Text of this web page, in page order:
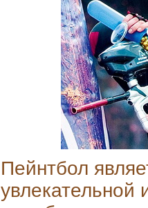
Пейнтбол
увлекательной